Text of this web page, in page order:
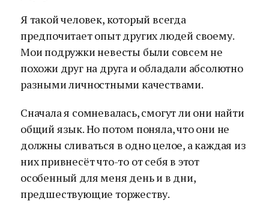
Я такой человек, который всегда
предпочитает опыт других людей своему.
Мои подружки невесты были совсем не
похожи друг на друга и обладали абсолютно
разными личностными качествами.
Сначала я сомневалась, смогут ли они найти
общий язык. Но потом поняла, что они не
должны сливаться в одно целое, а каждая из
них привнесёт что-то от себя в этот
особенный для меня день и в дни,
предшествующие торжеству.